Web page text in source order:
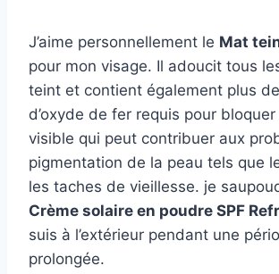
J’aime personnellement le Mat
pour mon visage. Il adoucit tous
teint et contient également plus
d’oxyde de fer requis pour
visible qui peut contribuer aux
pigmentation de la peau tels que
les taches de vieillesse. je
Crème solaire en poudre SPF
suis à l’extérieur pendant une
prolongée.